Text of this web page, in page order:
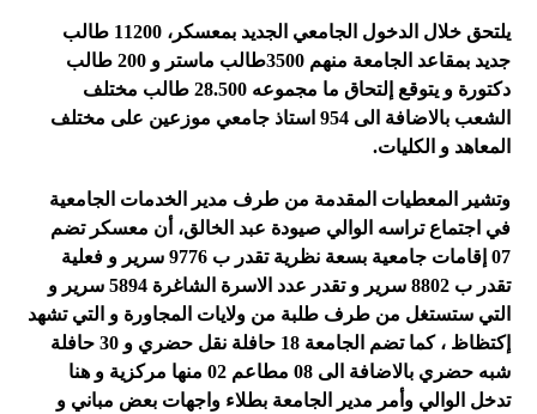
يلتحق خلال الدخول الجامعي الجديد بمعسكر، 11200 طالب
جديد بمقاعد الجامعة منهم 3500طالب ماستر و 200 طالب
دكتورة و يتوقع إلتحاق ما مجموعه 28.500 طالب مختلف
الشعب بالاضافة الى 954 استاذ جامعي موزعين على مختلف
المعاهد و الكليات.
وتشير المعطيات المقدمة من طرف مدير الخدمات الجامعية
في اجتماع تراسه الوالي صيودة عبد الخالق، أن معسكر تضم
07 إقامات جامعية بسعة نظرية تقدر ب 9776 سرير و فعلية
تقدر ب 8802 سرير و تقدر عدد الاسرة الشاغرة 5894 سرير و
التي ستستغل من طرف طلبة من ولايات المجاورة و التي تشهد
إكتظاظ ، كما تضم الجامعة 18 حافلة نقل حضري و 30 حافلة
شبه حضري بالاضافة الى 08 مطاعم 02 منها مركزية و هنا
تدخل الوالي وأمر مدير الجامعة بطلاء واجهات بعض مباني و